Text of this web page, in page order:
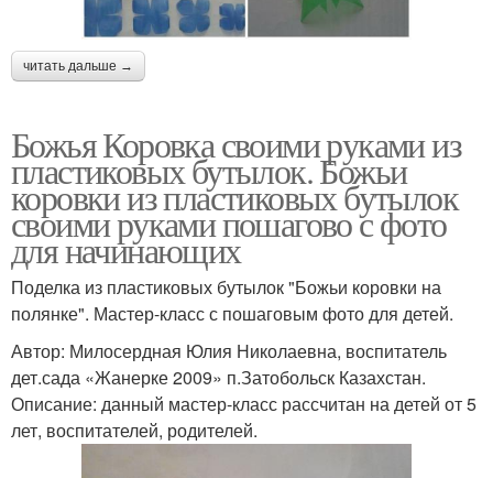
читать дальше →
Божья Коровка своими руками из
пластиковых бутылок. Божьи
коровки из пластиковых бутылок
своими руками пошагово с фото
для начинающих
Поделка из пластиковых бутылок "Божьи коровки на
полянке". Мастер-класс с пошаговым фото для детей.
Автор: Милосердная Юлия Николаевна, воспитатель
дет.сада «Жанерке 2009» п.Затобольск Казахстан.
Описание: данный мастер-класс рассчитан на детей от 5
лет, воспитателей, родителей.